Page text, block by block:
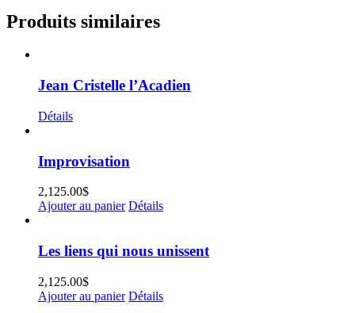
Produits similaires
Jean Cristelle l’Acadien
Détails
Improvisation
2,125.00$
Ajouter au panier Détails
Les liens qui nous unissent
2,125.00$
Ajouter au panier Détails